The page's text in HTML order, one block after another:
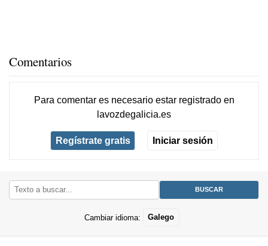
Comentarios
Para comentar es necesario estar registradoen
lavozdegalicia.es
Regístrate gratis Iniciar sesión
Cambiar idioma: Galego